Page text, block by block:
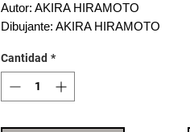
Autor: AKIRA HIRAMOTO
Dibujante: AKIRA HIRAMOTO
Escolar.
Páginas: 192
Cantidad *